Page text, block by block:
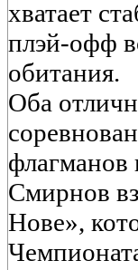
хватает
плэй-офф
обитания.
Оба
флагманов
Смирнов
Нове»,